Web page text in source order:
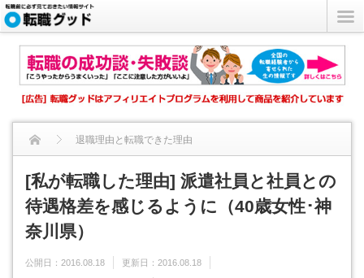
退職理由と転職できた理由
[私が転職した理由] 派遣社員と社員との待遇格差を感じるよう...
[私が転職した理由] 派遣社員と社員との
待遇格差を感じるように（40歳女性･神
奈川県）
公開日： 2016.08.18 更新日： 2016.08.18